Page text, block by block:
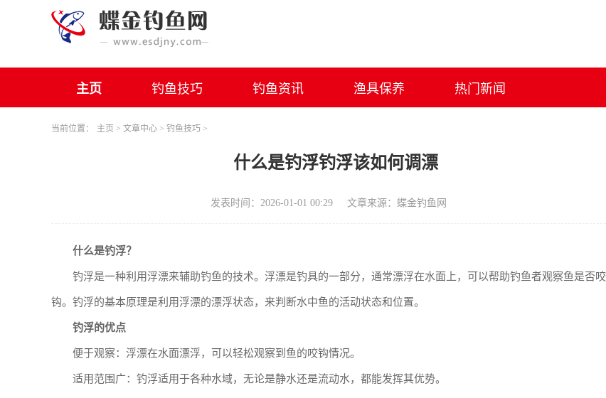
主页 钓鱼技巧 钓鱼资讯 渔具保养 热门新闻
当前位置： 主页 > 文章中心 > 钓鱼技巧 >
什么是钓浮钓浮该如何调漂
发表时间：2026-01-01 00:29 文章来源：蝶金钓鱼网
什么是钓浮？
钓浮是一种利用浮漂来辅助钓鱼的技术。浮漂是钓具的一部分，通常漂浮在水面上，可以帮助钓鱼者观察鱼是否咬
钩。钓浮的基本原理是利用浮漂的漂浮状态，来判断水中鱼的活动状态和位置。
钓浮的优点
便于观察：浮漂在水面漂浮，可以轻松观察到鱼的咬钩情况。
适用范围广：钓浮适用于各种水域，无论是静水还是流动水，都能发挥其优势。